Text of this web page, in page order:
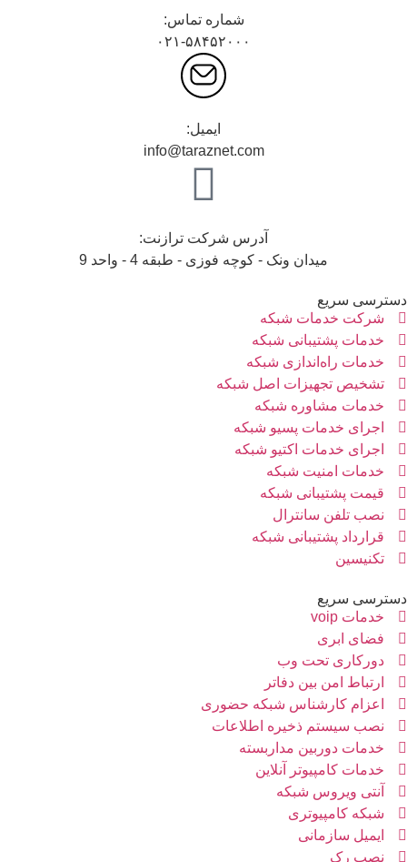
شماره تماس:
۰۲۱-۵۸۴۵۲۰۰۰
ایمیل:
info@taraznet.com
آدرس شرکت ترازنت:
میدان ونک - کوچه فوزی - طبقه 4 - واحد 9
سریع
شرکت خدمات شبکه
خدمات پشتیبانی شبکه
خدمات راه‌اندازی شبکه
تشخیص تجهیزات اصل شبکه
خدمات مشاوره شبکه
اجرای خدمات پسیو شبکه
اجرای خدمات اکتیو شبکه
خدمات امنیت شبکه
قیمت پشتیبانی شبکه
نصب تلفن سانترال
قرارداد پشتیبانی شبکه
تکنیسین
سریع
خدمات voip
فضای ابری
دورکاری تحت وب
ارتباط امن بین دفاتر
اعزام کارشناس شبکه حضوری
نصب سیستم ذخیره اطلاعات
خدمات دوربین مداربسته
خدمات کامپیوتر آنلاین
آنتی ویروس شبکه
شبکه کامپیوتری
ایمیل سازمانی
نصب رک